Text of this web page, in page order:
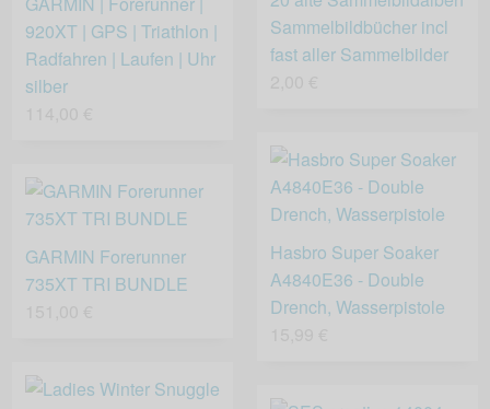
Sammelbildbücher incl
fast aller Sammelbilder
920XT | GPS | Triathlon |
Radfahren | Laufen | Uhr
silber
Hasbro Super Soaker
A4840E36 - Double
Drench, Wasserpistole
GARMIN Forerunner
735XT TRI BUNDLE